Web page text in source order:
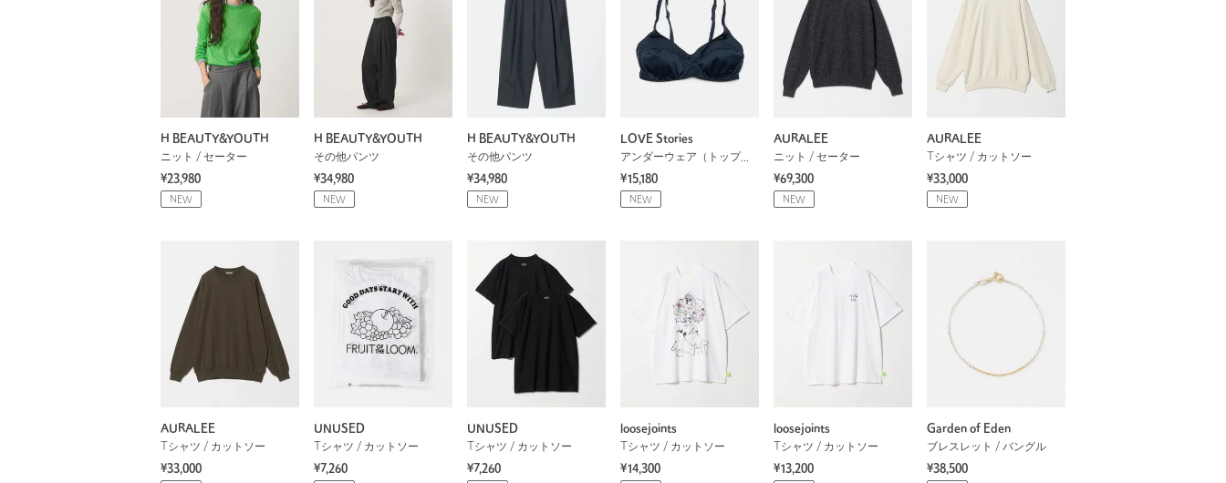
H BEAUTY&YOUTH
ニット / セーター
¥23,980
NEW
H BEAUTY&YOUTH
その他パンツ
¥34,980
NEW
H BEAUTY&YOUTH
その他パンツ
¥34,980
NEW
LOVE Stories
アンダーウェア（トップス）
¥15,180
NEW
AURALEE
ニット / セーター
¥69,300
NEW
AURALEE
Tシャツ / カットソー
¥33,000
NEW
AURALEE
Tシャツ / カットソー
¥33,000
UNUSED
Tシャツ / カットソー
¥7,260
UNUSED
Tシャツ / カットソー
¥7,260
loosejoints
Tシャツ / カットソー
¥14,300
loosejoints
Tシャツ / カットソー
¥13,200
Garden of Eden
ブレスレット / バングル
¥38,500